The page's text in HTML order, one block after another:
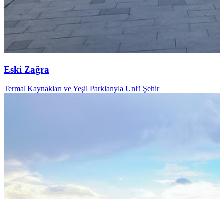
Eski Zağra
Termal Kaynakları ve Yeşil Parklarıyla Ünlü Şehir